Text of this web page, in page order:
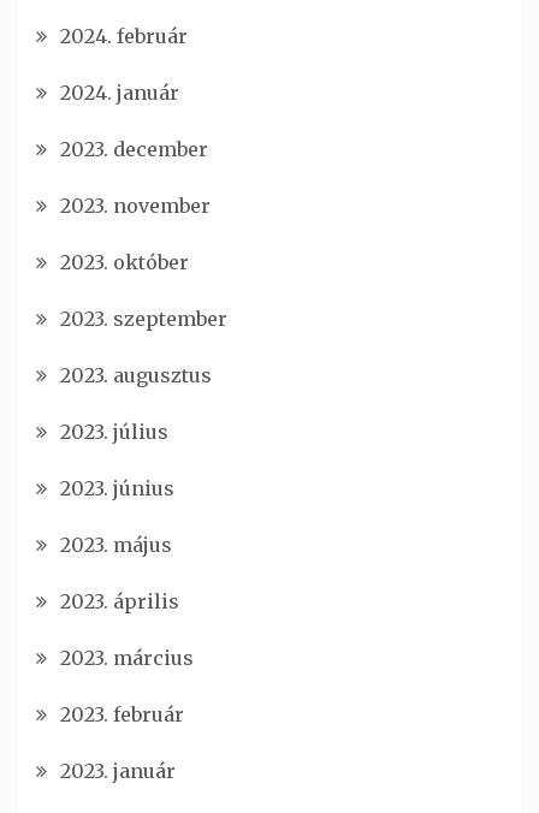
2024. február
2024. január
2023. december
2023. november
2023. október
2023. szeptember
2023. augusztus
2023. július
2023. június
2023. május
2023. április
2023. március
2023. február
2023. január